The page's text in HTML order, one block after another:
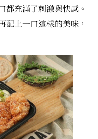
都充滿了刺激與快感。
配上一口這樣的美味，